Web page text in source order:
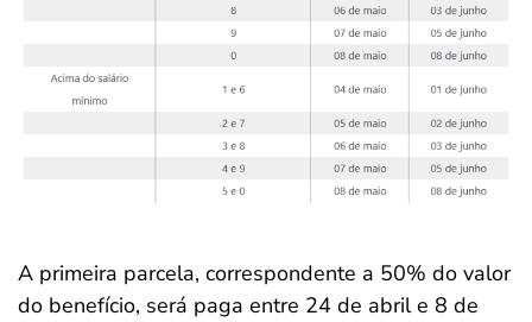
A primeira parcela, correspondente a 50% do valor
do benefício, será paga entre 24 de abril e 8 de